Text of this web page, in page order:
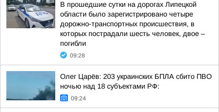
В прошедшие сутки на дорогах Липецкой
области было зарегистрировано четыре
дорожно-транспортных происшествия, в
которых пострадали шесть человек, двое –
погибли
09:28
Олег Царёв: 203 украинских БПЛА сбито ПВО
ночью над 18 субъектами РФ:
09:24